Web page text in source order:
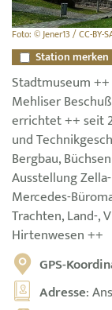
Foto: © Jener13 / CC-BY-
Station merken
Stadtmuseum
Mehliser
errichtet ++ seit
und
Bergbau,
Ausstellung
Mercedes-
Trachten, Land-,
Hirtenwesen ++
GPS-
Adresse: